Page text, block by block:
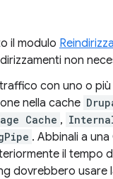
il modulo Reindirizza
non
con uno o più
nella cache
Cache ,
. Abbinali a
il tempo
dovrebbero usare